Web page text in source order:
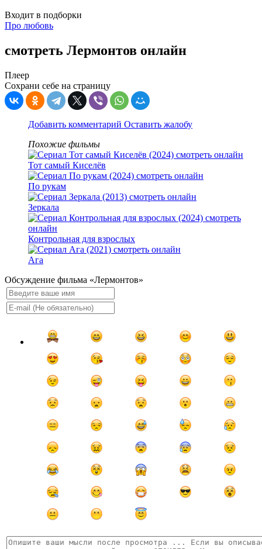
Входит в подборки
Про любовь
смотреть Лермонтов онлайн
Плеер
Сохрани себе на страницу
Добавить комментарий Оставить жалобу
Похожие фильмы
Тот самый Киселёв
По рукам
Зеркала
Контрольная для взрослых
Ага
Обсуждение фильма «Лермонтов»